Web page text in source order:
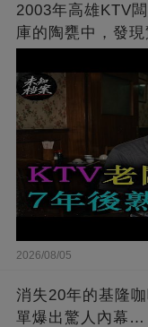
2003年高雄KTV
庫的陶甕中，發
2026/08/05
消失20年的基隆
單爆出驚人內幕…